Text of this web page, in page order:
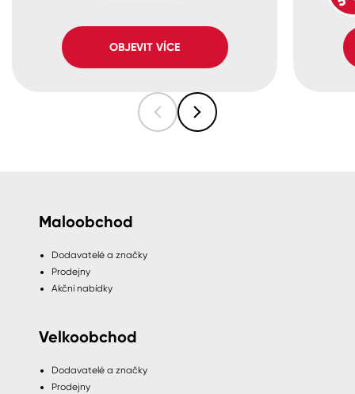
OBJEVIT VÍCE
Maloobchod
Dodavatelé a značky
Prodejny
Akční nabídky
Velkoobchod
Dodavatelé a značky
Prodejny